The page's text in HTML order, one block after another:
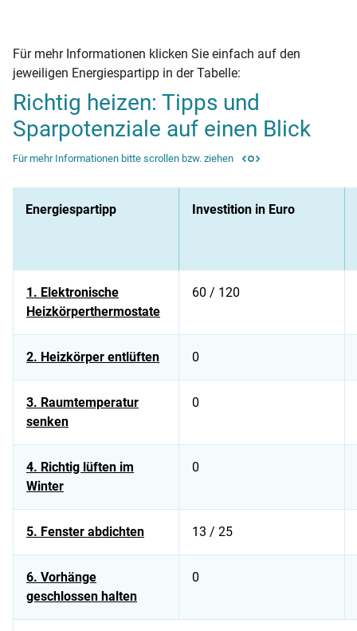
Für mehr Informationen klicken Sie einfach auf den
jeweiligen Energiespartipp in der Tabelle:
Richtig heizen: Tipps und
Sparpotenziale auf einen Blick
Für mehr Informationen bitte scrollen bzw. ziehen
Energiespartipp Investition in Euro
1. Elektronische
Heizkörperthermostate
60 / 120
2. Heizkörper entlüften 0
3. Raumtemperatur
senken
0
4. Richtig lüften im
Winter
0
5. Fenster abdichten 13 / 25
6. Vorhänge
geschlossen halten
0